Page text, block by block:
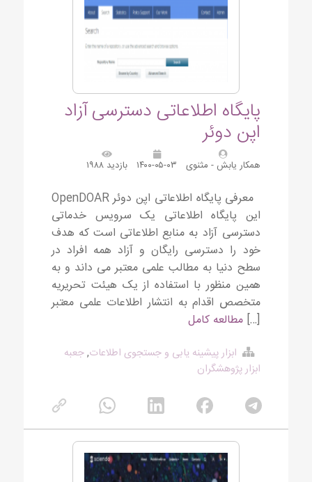
پایگاه اطلاعاتی دسترسی آزاد
اپن دوئر
همکار یابش - مثنوی ۱۴۰۰-۰۵-۰۳ بازدید ۱۹۸۸
معرفی پایگاه اطلاعاتی اپن دوئر OpenDOAR
این پایگاه اطلاعاتی یک سرویس خدماتی
دسترسی آزاد به منابع اطلاعاتی است که هدف
خود را دسترسی رایگان و آزاد همه افراد در
سطح دنیا به مطالب علمی معتبر می داند و به
همین منظور با استفاده از یک هیئت تحریریه
متخصص اقدام به انتشار اطلاعات علمی معتبر
[…]مطالعه کامل
ابزار پیشینه یابی و جستجوی اطلاعات,جعبه
ابزار پژوهشگران